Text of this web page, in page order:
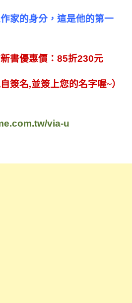
家的身分，這是他的第一
書優惠價： 85折230元
簽名,並簽上您的名字喔~）
via-u